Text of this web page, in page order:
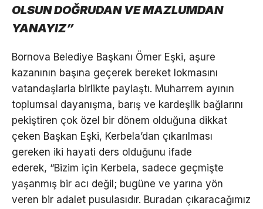
OLSUN DOĞRUDAN VE MAZLUMDAN
YANAYIZ”
Bornova Belediye Başkanı Ömer Eşki, aşure
kazanının başına geçerek bereket lokmasını
vatandaşlarla birlikte paylaştı. Muharrem ayının
toplumsal dayanışma, barış ve kardeşlik bağlarını
pekiştiren çok özel bir dönem olduğuna dikkat
çeken Başkan Eşki, Kerbela’dan çıkarılması
gereken iki hayati ders olduğunu ifade
ederek, “Bizim için Kerbela, sadece geçmişte
yaşanmış bir acı değil; bugüne ve yarına yön
veren bir adalet pusulasıdır. Buradan çıkaracağımız